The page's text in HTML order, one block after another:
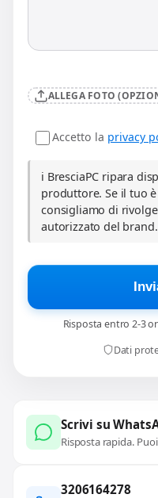
ALLEGA FOTO
Accetto la privacy
ℹ️ BresciaPC ripara
produttore. Se il tuo
consigliamo di
autorizzato del brand.
Risposta entro 2-3
Dati
Scrivi su
Risposta rapida.
3206164278